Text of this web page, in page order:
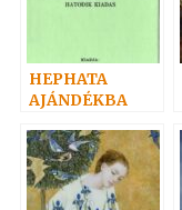
HEPHATA
AJÁNDÉKBA